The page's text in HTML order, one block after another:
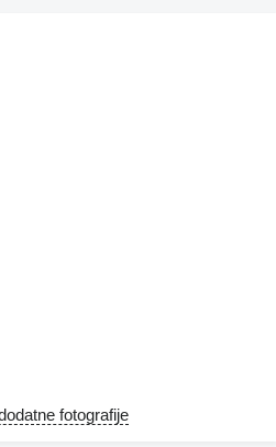
fotografije